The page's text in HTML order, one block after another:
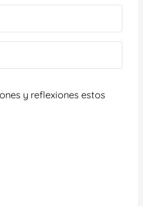
y reflexiones estos